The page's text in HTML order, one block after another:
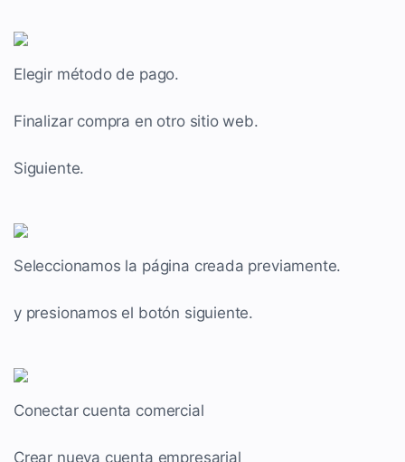
Elegir método de pago.
Finalizar compra en otro sitio web.
Siguiente.
Seleccionamos la página creada previamente.
y presionamos el botón siguiente.
Conectar cuenta comercial
Crear nueva cuenta empresarial